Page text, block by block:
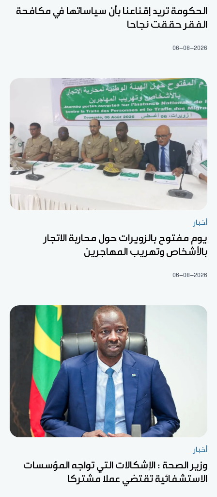
الحكومة تريد إقناعنا بأن سياساتها في مكافحة
الفقر حققت نجاحا
06-08-2026
أخبار
يوم مفتوح بالزويرات حول محاربة الاتجار
بالأشخاص وتهريب المهاجرين
06-08-2026
أخبار
وزير الصحة : الإشكالات التي تواجه المؤسسات
الاستشفائية تقتضي عملا مشتركا